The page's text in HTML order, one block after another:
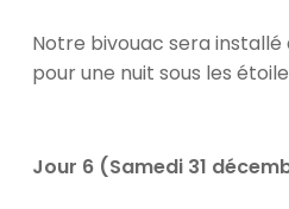
Notre bivouac sera
pour une nuit sous les
Jour 6 (Samedi 31